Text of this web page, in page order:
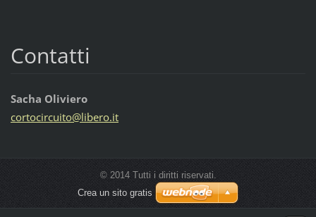
Contatti
Sacha Oliviero
cortocircuito@libero.it
© 2014 Tutti i diritti riservati.
Crea un sito gratis